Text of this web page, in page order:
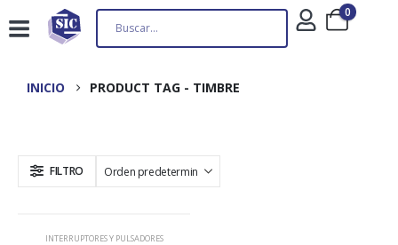
0
INICIO PRODUCT TAG - TIMBRE
FILTRO
INTERRUPTORES Y PULSADORES